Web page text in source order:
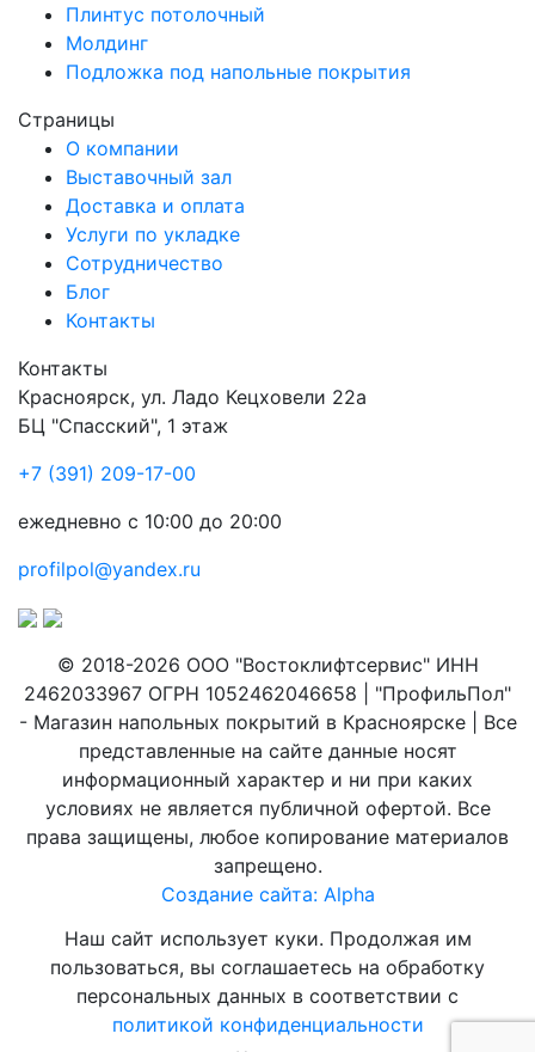
Плинтус потолочный
Молдинг
Подложка под напольные покрытия
Страницы
О компании
Выставочный зал
Доставка и оплата
Услуги по укладке
Сотрудничество
Блог
Контакты
Контакты
Красноярск, ул. Ладо Кецховели 22а
БЦ "Спасский", 1 этаж
+7 (391) 209-17-00
ежедневно с 10:00 до 20:00
profilpol@yandex.ru
© 2018-2026 ООО "Востоклифтсервис" ИНН
2462033967 ОГРН 1052462046658 | "ПрофильПол"
- Магазин напольных покрытий в Красноярске | Все
представленные на сайте данные носят
информационный характер и ни при каких
условиях не является публичной офертой. Все
права защищены, любое копирование материалов
запрещено.
Создание сайта: Alpha
Наш сайт использует куки. Продолжая им
пользоваться, вы соглашаетесь на обработку
персональных данных в соответствии с
политикой конфиденциальности